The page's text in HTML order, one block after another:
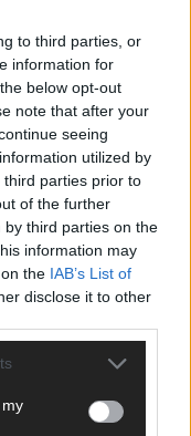
to third parties, or
information for
below opt-out
note that after your
seeing
utilized by
parties prior to
of the further
third parties on the
information may
the IAB’s List of
disclose it to other